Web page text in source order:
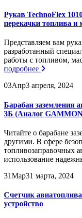
Рукав TechnoFlex
перекачки топлива и
Представляем вам
разработанный
работы с топливом,
подробнее
03Апр3 апреля, 2024
Барабан заземления
3Б (Аналог
Читайте о барабане
другими. В сфере
топливозаправочных
использование
31Мар31 марта, 2024
Счетчик
устройство